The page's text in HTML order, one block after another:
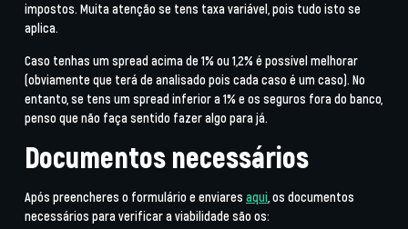
impostos. Muita atenção se tens taxa variável, pois tudo isto se
aplica.
Caso tenhas um spread acima de 1% ou 1,2% é possível melhorar
(obviamente que terá de analisado pois cada caso é um caso). No
entanto, se tens um spread inferior a 1% e os seguros fora do banco,
penso que não faça sentido fazer algo para já.
Documentos necessários
Após preencheres o formulário e enviares aqui , os documentos
necessários para verificar a viabilidade são os: